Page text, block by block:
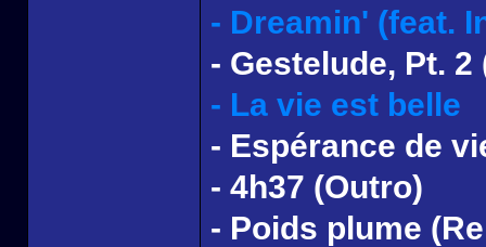
- Dreamin' (feat.
- Gestelude, Pt. 2
- La vie est belle
- Espérance de
- 4h37 (Outro)
- Poids plume